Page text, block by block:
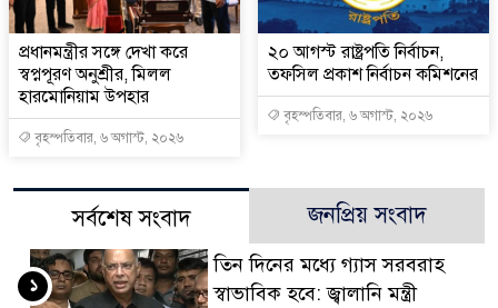
প্রধানমন্ত্রীর সঙ্গে দেখা করে
স্বপ্নপূরণ অনুশ্রীর, মিলল
হারমোনিয়াম উপহার
বৃহস্পতিবার, ৬ অগাস্ট, ২০২৬
২০ আগস্ট রাষ্ট্রপতি নির্বাচন,
তফসিল প্রকাশ নির্বাচন কমিশনের
বৃহস্পতিবার, ৬ অগাস্ট, ২০২৬
সর্বশেষ সংবাদ জনপ্রিয় সংবাদ
তিন দিনের মধ্যে গ্যাস সরবরাহ
স্বাভাবিক হবে: জ্বালানি মন্ত্রী
১